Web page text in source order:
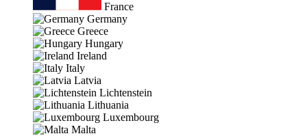
France
Germany
Greece
Hungary
Ireland
Italy
Latvia
Lichtenstein
Lithuania
Luxembourg
Malta